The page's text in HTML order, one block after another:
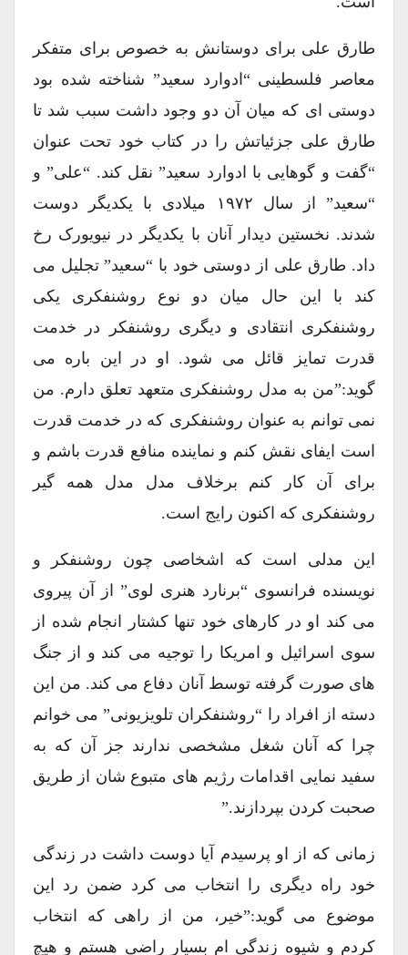
طارق علی برای دوستانش به خصوص برای متفکر
معاصر فلسطینی “ادوارد سعید” شناخته شده بود
دوستی ای که میان آن دو وجود داشت سبب شد تا
طارق علی جزئیاتش را در کتاب خود تحت عنوان
“گفت و گوهایی با ادوارد سعید” نقل کند. “علی” و
“سعید” از سال ۱۹۷۲ میلادی با یکدیگر دوست
شدند. نخستین دیدار آنان با یکدیگر در نیویورک رخ
داد. طارق علی از دوستی خود با “سعید” تجلیل می
کند با این حال میان دو نوع روشنفکری یکی
روشنفکری انتقادی و دیگری روشنفکر در خدمت
قدرت تمایز قائل می شود. او در این باره می
گوید:”من به مدل روشنفکری متعهد تعلق دارم. من
نمی توانم به عنوان روشنفکری که در خدمت قدرت
است ایفای نقش کنم و نماینده منافع قدرت باشم و
برای آن کار کنم برخلاف مدل مدل همه گیر
روشنفکری که اکنون رایج است.
این مدلی است که اشخاصی چون روشنفکر و
نویسنده فرانسوی “برنارد هنری لوی” از آن پیروی
می کند او در کارهای خود تنها کشتار انجام شده از
سوی اسرائیل و امریکا را توجیه می کند و از جنگ
های صورت گرفته توسط آنان دفاع می کند. من این
دسته از افراد را “روشنفکران تلویزیونی” می خوانم
چرا که آنان شغل مشخصی ندارند جز آن که به
سفید نمایی اقدامات رژیم های متبوع شان از طریق
صحبت کردن بپردازند.”
زمانی که از او پرسیدم آیا دوست داشت در زندگی
خود راه دیگری را انتخاب می کرد ضمن رد این
موضوع می گوید:”خیر، من از راهی که انتخاب
کردم و شیوه زندگی ام بسیار راضی هستم و هیچ